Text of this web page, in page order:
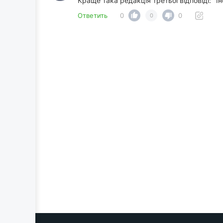
Ответить 0 0 0